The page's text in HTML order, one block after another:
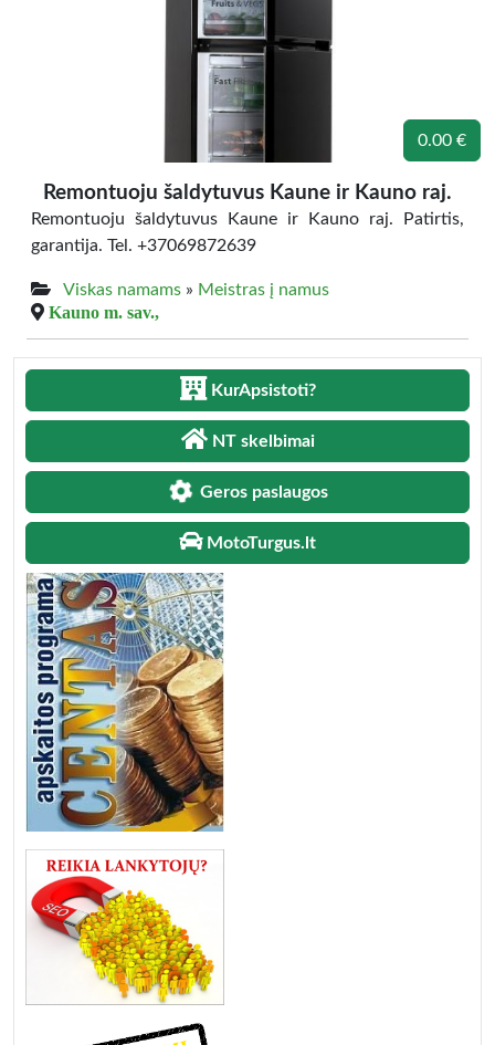
0.00 €
Remontuoju šaldytuvus Kaune ir Kauno raj.
Remontuoju šaldytuvus Kaune ir Kauno raj. Patirtis,
garantija. Tel. +37069872639
Viskas namams » Meistras į namus
Kauno m. sav.,
KurApsistoti?
NT skelbimai
Geros paslaugos
MotoTurgus.lt